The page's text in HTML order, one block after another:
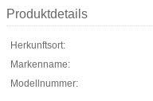
Produktdetails
Herkunftsort:
Markenname:
Modellnummer: